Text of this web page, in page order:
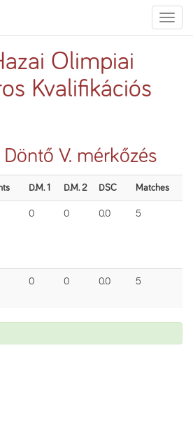
Toggle
Olimpiai
Kvalifikációs
V. mérkőzés
D.M. 1 D.M. 2 DSC Matches
0 0 0.0 5
0 0 0.0 5